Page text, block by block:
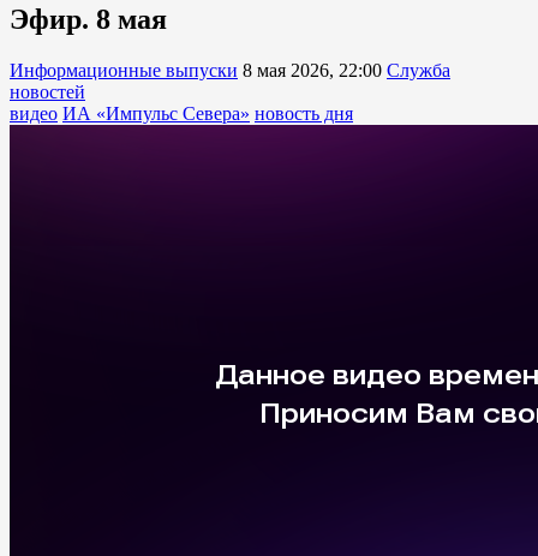
Эфир. 8 мая
Информационные выпуски 8 мая 2026, 22:00 Служба
новостей
видео ИА «Импульс Севера» новость дня